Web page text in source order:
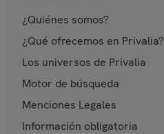
¿Quiénes somos?
¿Qué ofrecemos en Privalia?
Los universos de Privalia
Motor de búsqueda
Menciones Legales
Información obligatoria